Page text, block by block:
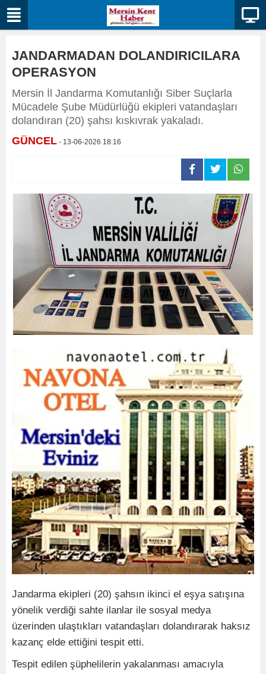
JANDARMADAN DOLANDIRICILARA
OPERASYON
Mersin İl Jandarma Komutanlığı Siber Suçlarla
Mücadele Şube Müdürlüğü ekipleri vatandaşları
dolandıran (20) şahsı kıskıvrak yakaladı.
GÜNCEL - 13-06-2026 18:16
Jandarma ekipleri (20) şahsın ikinci el eşya satışına
yönelik verdiği sahte ilanlar ile sosyal medya
üzerinden ulaştıkları vatandaşları dolandırarak haksız
kazanç elde ettiğini tespit etti.
Tespit edilen şüphelilerin yakalanması amacıyla